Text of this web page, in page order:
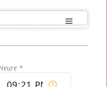
24/24 y alrededor de la
es accesible a todos y
de pago son igualmente